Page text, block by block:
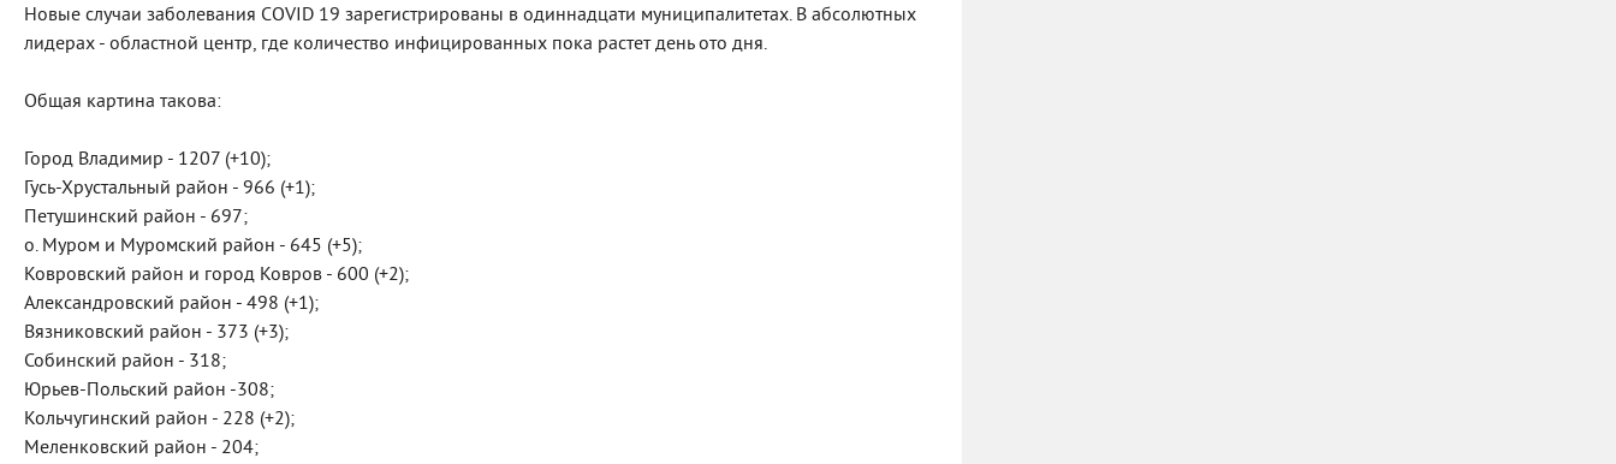
Новые случаи заболевания COVID 19 зарегистрированы в одиннадцати муниципалитетах. В абсолютных
лидерах - областной центр, где количество инфицированных пока растет день ото дня.
Общая картина такова:
Город Владимир - 1207 (+10);
Гусь-Хрустальный район - 966 (+1);
Петушинский район - 697;
о. Муром и Муромский район - 645 (+5);
Ковровский район и город Ковров - 600 (+2);
Александровский район - 498 (+1);
Вязниковский район - 373 (+3);
Собинский район - 318;
Юрьев-Польский район -308;
Кольчугинский район - 228 (+2);
Меленковский район - 204;